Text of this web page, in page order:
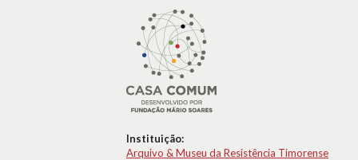
Instituição:
Arquivo & Museu da Resistência Timorense